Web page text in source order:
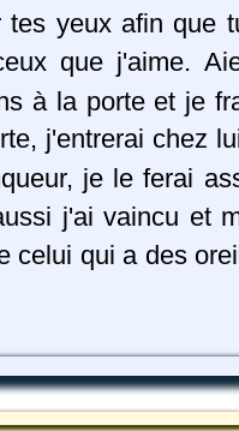
tes yeux afin que
que j'aime.
à la porte et je
j'entrerai chez
je le ferai
j'ai vaincu et
celui qui a des